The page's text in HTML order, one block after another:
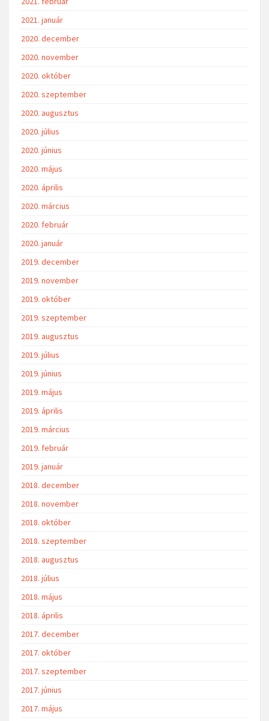
2021. január
2020. december
2020. november
2020. október
2020. szeptember
2020. augusztus
2020. július
2020. június
2020. május
2020. április
2020. március
2020. február
2020. január
2019. december
2019. november
2019. október
2019. szeptember
2019. augusztus
2019. július
2019. június
2019. május
2019. április
2019. március
2019. február
2019. január
2018. december
2018. november
2018. október
2018. szeptember
2018. augusztus
2018. július
2018. május
2018. április
2017. december
2017. október
2017. szeptember
2017. június
2017. május